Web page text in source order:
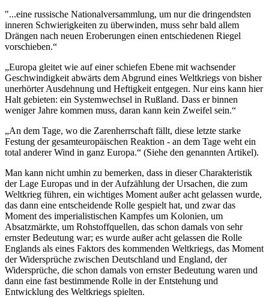
"...eine russische Nationalversammlung, um nur die dringendsten
inneren Schwierigkeiten zu überwinden, muss sehr bald allem
Drängen nach neuen Eroberungen einen entschiedenen Riegel
vorschieben.“
„Europa gleitet wie auf einer schiefen Ebene mit wachsender
Geschwindigkeit abwärts dem Abgrund eines Weltkriegs von bisher
unerhörter Ausdehnung und Heftigkeit entgegen. Nur eins kann hier
Halt gebieten: ein Systemwechsel in Rußland. Dass er binnen
weniger Jahre kommen muss, daran kann kein Zweifel sein.“
„An dem Tage, wo die Zarenherrschaft fällt, diese letzte starke
Festung der gesamteuropäischen Reaktion - an dem Tage weht ein
total anderer Wind in ganz Europa.“ (Siehe den genannten Artikel).
Man kann nicht umhin zu bemerken, dass in dieser Charakteristik
der Lage Europas und in der Aufzählung der Ursachen, die zum
Weltkrieg führen, ein wichtiges Moment außer acht gelassen wurde,
das dann eine entscheidende Rolle gespielt hat, und zwar das
Moment des imperialistischen Kampfes um Kolonien, um
Absatzmärkte, um Rohstoffquellen, das schon damals von sehr
ernster Bedeutung war; es wurde außer acht gelassen die Rolle
Englands als eines Faktors des kommenden Weltkriegs, das Moment
der Widersprüche zwischen Deutschland und England, der
Widersprüche, die schon damals von ernster Bedeutung waren und
dann eine fast bestimmende Rolle in der Entstehung und
Entwicklung des Weltkriegs spielten.